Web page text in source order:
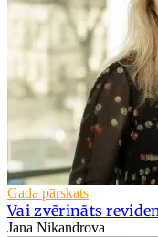
Gada pārskats
Vai zvērināts
Jana Nikandrova